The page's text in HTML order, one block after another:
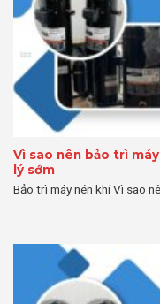
Vì sao nên bảo trì
lý sớm
Bảo trì máy nén khí Vì sao